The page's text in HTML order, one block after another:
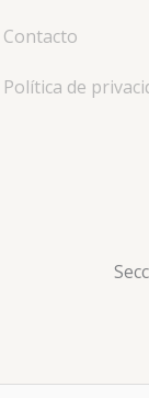
Contacto
Política de